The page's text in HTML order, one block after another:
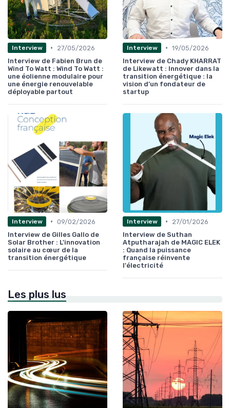
Interview •
27/05/2026
Interview de Fabien Brun de
Wind To Watt : Wind To Watt :
une éolienne modulaire pour
une énergie renouvelable
déployable partout
Interview • 19/05/2026
Interview de Chady KHARRAT
de Likewatt : Innover dans la
transition énergétique : la
vision d’un fondateur de
startup
Interview • 09/02/2026
Interview de Gilles Gallo de
Solar Brother : L'innovation
solaire au cœur de la
transition énergétique
Interview •
27/01/2026
Interview de Suthan
Atputharajah de MAGIC ELEK
: Quand la puissance
française réinvente
l'électricité
Les plus lus